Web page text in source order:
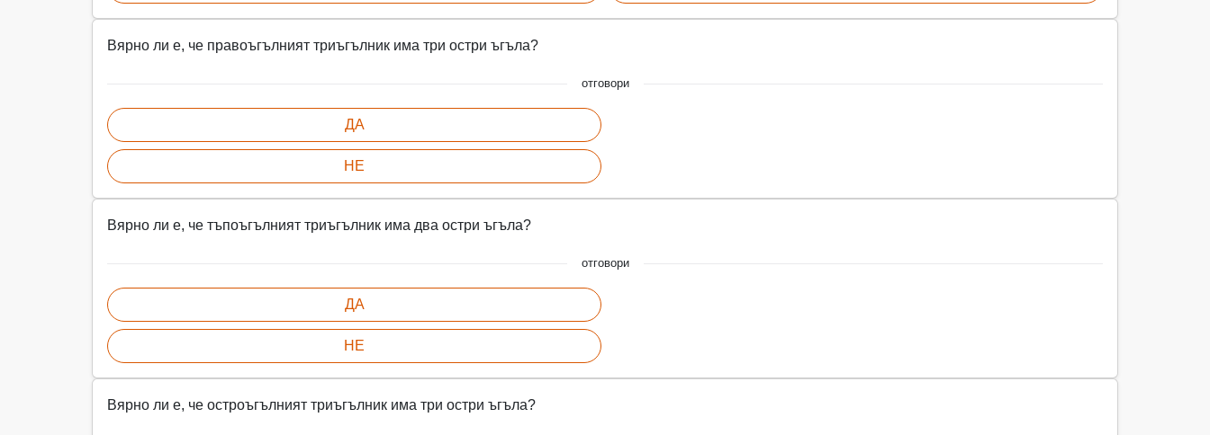
Вярно ли е, че правоъгълният триъгълник има три остри ъгъла?
отговори
ДА
НЕ
Вярно ли е, че тъпоъгълният триъгълник има два остри ъгъла?
отговори
ДА
НЕ
Вярно ли е, че остроъгълният триъгълник има три остри ъгъла?